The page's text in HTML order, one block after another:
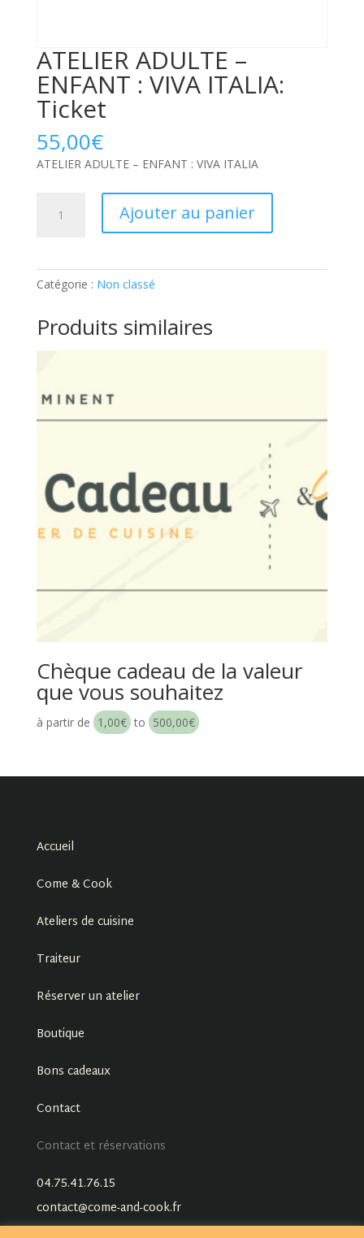
ATELIER ADULTE –
ENFANT : VIVA ITALIA:
Ticket
55,00€
ATELIER ADULTE – ENFANT : VIVA ITALIA
ENFANT
VIVA
ITALIA:
Ajouter au panier
Catégorie : Non classé
Produits similaires
Chèque cadeau de la valeur
que vous souhaitez
à partir de 1,00€ to 500,00€
Accueil
Come & Cook
Ateliers de cuisine
Traiteur
Réserver un atelier
Boutique
Bons cadeaux
Contact
Contact et réservations
04.75.41.76.15
contact@come-and-cook.fr